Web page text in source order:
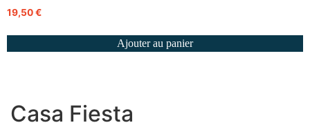
19,50€
Ajouter au panier
Casa Fiesta